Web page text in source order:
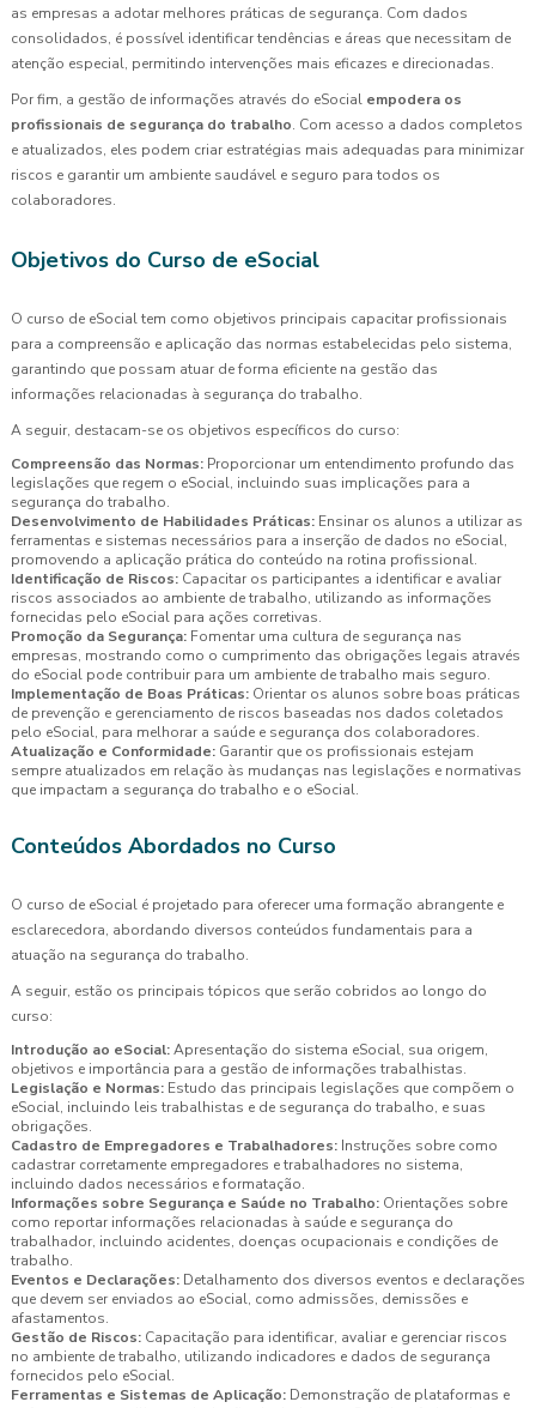
as empresas a adotar melhores práticas de segurança. Com dados
consolidados, é possível identificar tendências e áreas que necessitam de
atenção especial, permitindo intervenções mais eficazes e direcionadas.
Por fim, a gestão de informações através do eSocial empodera os
profissionais de segurança do trabalho. Com acesso a dados completos
e atualizados, eles podem criar estratégias mais adequadas para minimizar
riscos e garantir um ambiente saudável e seguro para todos os
colaboradores.
Objetivos do Curso de eSocial
O curso de eSocial tem como objetivos principais capacitar profissionais
para a compreensão e aplicação das normas estabelecidas pelo sistema,
garantindo que possam atuar de forma eficiente na gestão das
informações relacionadas à segurança do trabalho.
A seguir, destacam-se os objetivos específicos do curso:
Compreensão das Normas: Proporcionar um entendimento profundo das
legislações que regem o eSocial, incluindo suas implicações para a
segurança do trabalho.
Desenvolvimento de Habilidades Práticas: Ensinar os alunos a utilizar as
ferramentas e sistemas necessários para a inserção de dados no eSocial,
promovendo a aplicação prática do conteúdo na rotina profissional.
Identificação de Riscos: Capacitar os participantes a identificar e avaliar
riscos associados ao ambiente de trabalho, utilizando as informações
fornecidas pelo eSocial para ações corretivas.
Promoção da Segurança: Fomentar uma cultura de segurança nas
empresas, mostrando como o cumprimento das obrigações legais através
do eSocial pode contribuir para um ambiente de trabalho mais seguro.
Implementação de Boas Práticas: Orientar os alunos sobre boas práticas
de prevenção e gerenciamento de riscos baseadas nos dados coletados
pelo eSocial, para melhorar a saúde e segurança dos colaboradores.
Atualização e Conformidade: Garantir que os profissionais estejam
sempre atualizados em relação às mudanças nas legislações e normativas
que impactam a segurança do trabalho e o eSocial.
Conteúdos Abordados no Curso
O curso de eSocial é projetado para oferecer uma formação abrangente e
esclarecedora, abordando diversos conteúdos fundamentais para a
atuação na segurança do trabalho.
A seguir, estão os principais tópicos que serão cobridos ao longo do
curso:
Introdução ao eSocial:Apresentação do sistema eSocial, sua origem,
objetivos e importância para a gestão de informações trabalhistas.
Legislação e Normas: Estudo das principais legislações que compõem o
eSocial, incluindo leis trabalhistas e de segurança do trabalho, e suas
obrigações.
Cadastro de Empregadores e Trabalhadores: Instruções sobre como
cadastrar corretamente empregadores e trabalhadores no sistema,
incluindo dados necessários e formatação.
Informações sobre Segurança e Saúde no Trabalho: Orientações sobre
como reportar informações relacionadas à saúde e segurança do
trabalhador, incluindo acidentes, doenças ocupacionais e condições de
trabalho.
Eventos e Declarações: Detalhamento dos diversos eventos e declarações
que devem ser enviados ao eSocial, como admissões, demissões e
afastamentos.
Gestão de Riscos: Capacitação para identificar, avaliar e gerenciar riscos
no ambiente de trabalho, utilizando indicadores e dados de segurança
fornecidos pelo eSocial.
Ferramentas e Sistemas de Aplicação: Demonstração de plataformas e